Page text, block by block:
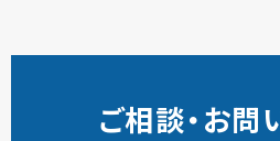
ご相談・お問